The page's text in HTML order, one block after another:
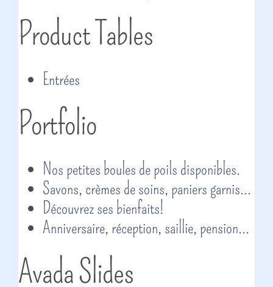
Product Tables
Entrées
Portfolio
Nos petites boules de poils disponibles.
Savons, crèmes de soins, paniers garnis...
Découvrez ses bienfaits!
Anniversaire, réception, saillie, pension...
Avada Slides